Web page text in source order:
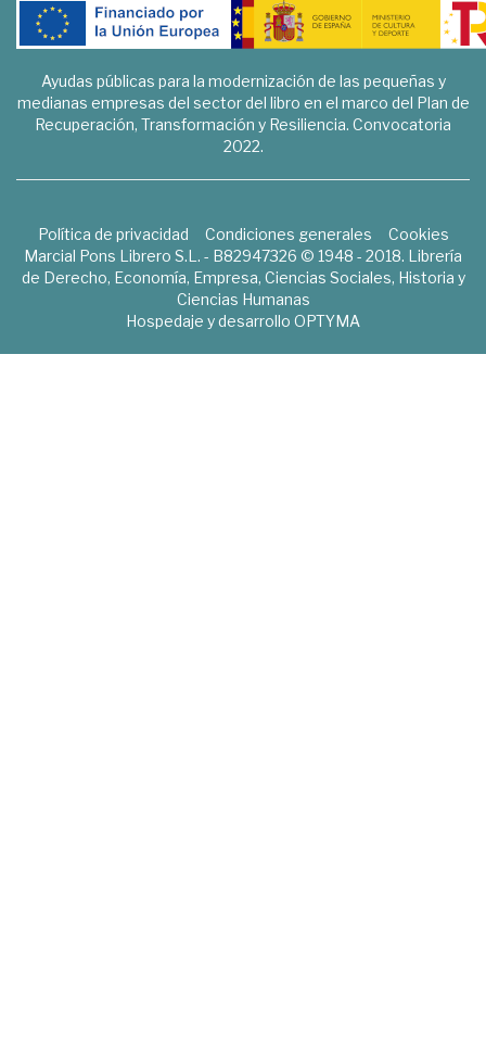
Ayudas públicas para la modernización de las pequeñas y
medianas empresas del sector del libro en el marco del Plan de
Recuperación, Transformación y Resiliencia. Convocatoria
2022.
Política de privacidad Condiciones generales
Cookies
Marcial Pons Librero S.L. - B82947326 © 1948 - 2018. Librería
de Derecho, Economía, Empresa, Ciencias Sociales, Historia y
Ciencias Humanas
Hospedaje y desarrollo OPTYMA